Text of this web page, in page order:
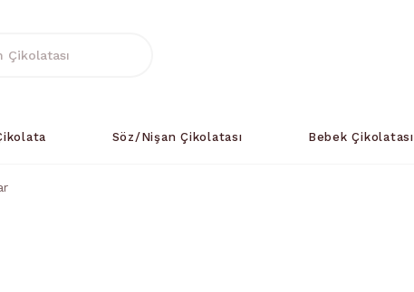
Söz/Nişan Çikolatası Bebek Çikolatası